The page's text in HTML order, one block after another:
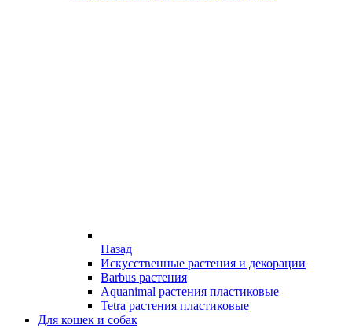
Назад
Искусственные растения и декорации
Barbus растения
Aquanimal растения пластиковые
Tetra растения пластиковые
Для кошек и собак